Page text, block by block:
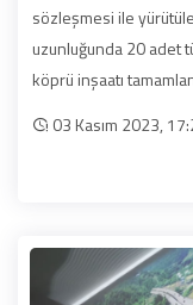
sözleşmesi ile
uzunluğunda 20 adet
köprü inşaatı
03 Kasım 2023,